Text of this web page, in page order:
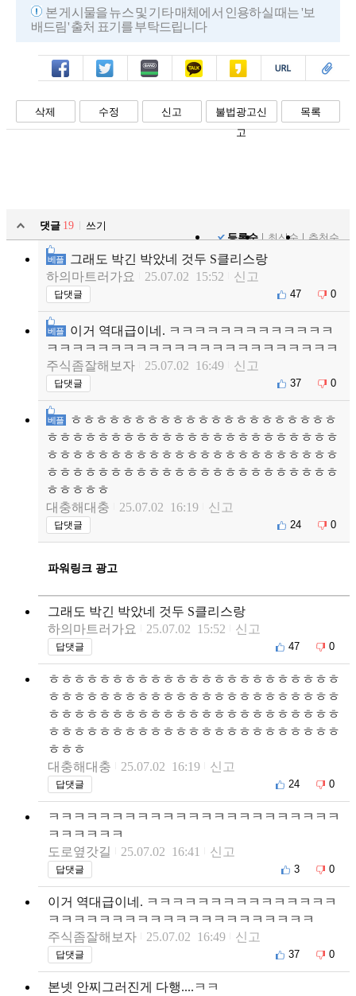
본 게시물을 뉴스 및 기타 매체에서 인용하실 때는 '보
배드림' 출처 표기를 부탁드립니다
페북 트윗 밴드 카톡 카스 복사 스크랩
삭제 수정 신고
불법광고신
고
목록
댓글 19
쓰기
등록순
최신순 추천순
베플
그래도 박긴 박았네 것두 S클리스랑
하의마트러가요
25.07.02 15:52 신고
답댓글 47 0
베플
이거 역대급이네. ㅋㅋㅋㅋㅋㅋㅋㅋㅋㅋㅋㅋㅋ
ㅋㅋㅋㅋㅋㅋㅋㅋㅋㅋㅋㅋㅋㅋㅋㅋㅋㅋㅋㅋㅋㅋㅋ
주식좀잘해보자
25.07.02 16:49 신고
답댓글 37 0
베플
ㅎㅎㅎㅎㅎㅎㅎㅎㅎㅎㅎㅎㅎㅎㅎㅎㅎㅎㅎㅎㅎ
ㅎㅎㅎㅎㅎㅎㅎㅎㅎㅎㅎㅎㅎㅎㅎㅎㅎㅎㅎㅎㅎㅎㅎ
ㅎㅎㅎㅎㅎㅎㅎㅎㅎㅎㅎㅎㅎㅎㅎㅎㅎㅎㅎㅎㅎㅎㅎ
ㅎㅎㅎㅎㅎㅎㅎㅎㅎㅎㅎㅎㅎㅎㅎㅎㅎㅎㅎㅎㅎㅎㅎ
ㅎㅎㅎㅎㅎ
대충해대충
25.07.02 16:19 신고
답댓글 24 0
파워링크 광고
그래도 박긴 박았네 것두 S클리스랑
하의마트러가요
25.07.02 15:52 신고
답댓글 47 0
ㅎㅎㅎㅎㅎㅎㅎㅎㅎㅎㅎㅎㅎㅎㅎㅎㅎㅎㅎㅎㅎㅎㅎ
ㅎㅎㅎㅎㅎㅎㅎㅎㅎㅎㅎㅎㅎㅎㅎㅎㅎㅎㅎㅎㅎㅎㅎ
ㅎㅎㅎㅎㅎㅎㅎㅎㅎㅎㅎㅎㅎㅎㅎㅎㅎㅎㅎㅎㅎㅎㅎ
ㅎㅎㅎㅎㅎㅎㅎㅎㅎㅎㅎㅎㅎㅎㅎㅎㅎㅎㅎㅎㅎㅎㅎ
ㅎㅎㅎ
대충해대충
25.07.02 16:19 신고
답댓글 24 0
ㅋㅋㅋㅋㅋㅋㅋㅋㅋㅋㅋㅋㅋㅋㅋㅋㅋㅋㅋㅋㅋㅋㅋ
ㅋㅋㅋㅋㅋㅋ
도로옆갓길
25.07.02 16:41 신고
답댓글 3 0
이거 역대급이네. ㅋㅋㅋㅋㅋㅋㅋㅋㅋㅋㅋㅋㅋㅋㅋ
ㅋㅋㅋㅋㅋㅋㅋㅋㅋㅋㅋㅋㅋㅋㅋㅋㅋㅋㅋㅋㅋ
주식좀잘해보자
25.07.02 16:49 신고
답댓글 37 0
본넷 안찌그러진게 다행....ㅋㅋ